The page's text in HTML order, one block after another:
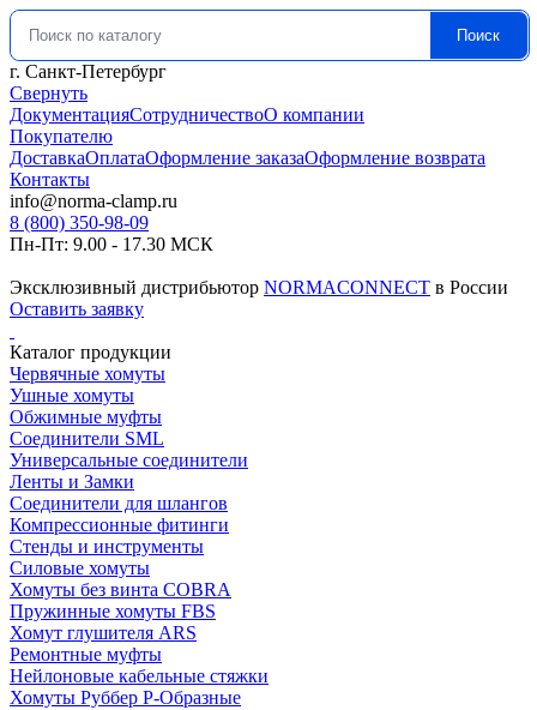
Искать: Поиск
г. Санкт-Петербург
Свернуть
ДокументацияСотрудничествоО компании
Покупателю
ДоставкаОплатаОформление заказаОформление возврата
Контакты
info@norma-clamp.ru
8 (800) 350-98-09
Пн-Пт: 9.00 - 17.30 МСК
Эксклюзивный дистрибьютор NORMACONNECT в России
Оставить заявку
Каталог продукции
Червячные хомуты
Ушные хомуты
Обжимные муфты
Соединители SML
Универсальные соединители
Ленты и Замки
Соединители для шлангов
Компрессионные фитинги
Стенды и инструменты
Силовые хомуты
Хомуты без винта COBRA
Пружинные хомуты FBS
Хомут глушителя ARS
Ремонтные муфты
Нейлоновые кабельные стяжки
Хомуты Руббер Р-Образные